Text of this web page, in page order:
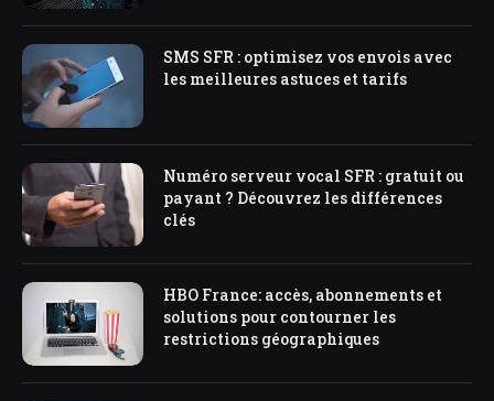
SMS SFR : optimisez vos envois avec
les meilleures astuces et tarifs
Numéro serveur vocal SFR : gratuit ou
payant ? Découvrez les différences
clés
HBO France: accès, abonnements et
solutions pour contourner les
restrictions géographiques